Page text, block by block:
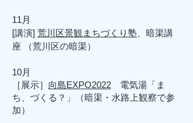
11月
[講演] 荒川区景観まちづくり塾 、暗渠講
座 （荒川区の暗渠）
10月
​［展示］ 向島EXPO2022 電気湯「ま
ち、づくる？」（暗渠・水路上観察で参
加）